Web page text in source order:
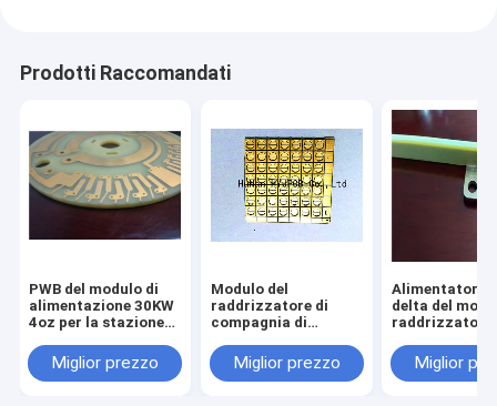
Prodotti Raccomandati
PWB del modulo di
alimentazione 30KW
4oz per la stazione
veicolo elettrico
Miglior prezzo
Modulo del
raddrizzatore di
compagnia di
del modulo APR48-
3G del raddrizzatore
Miglior prezzo
Alimentatore
delta del
raddrizzatore
metallo di
48/30D di
Miglior